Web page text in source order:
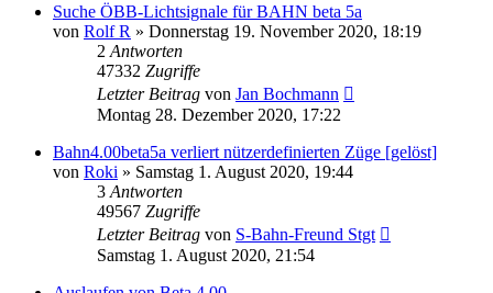
Suche ÖBB-Lichtsignale für BAHN beta 5a
von Rolf R » Donnerstag 19. November 2020, 18:19
2 Antworten
47332 Zugriffe
Letzter Beitrag von Jan Bochmann
Montag 28. Dezember 2020, 17:22
Bahn4.00beta5a verliert nützerdefinierten Züge [gelöst]
von Roki » Samstag 1. August 2020, 19:44
3 Antworten
49567 Zugriffe
Letzter Beitrag von S-Bahn-Freund Stgt
Samstag 1. August 2020, 21:54